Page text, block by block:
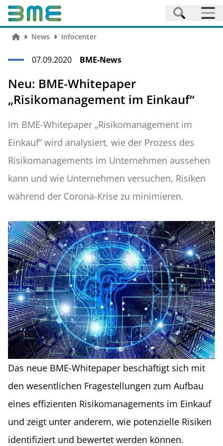
News Infocenter
07.09.2020 BME-News
Neu: BME-Whitepaper
„Risikomanagement im Einkauf“
Im BME-Whitepaper „Risikomanagement im
Einkauf“ wird analysiert, wie der Prozess des
Risikomanagements im Unternehmen aussehen
kann und wie Unternehmen versuchen, Risiken
während der Corona-Krise zu minimieren.
Das neue BME-Whitepaper beschäftigt sich mit
den wesentlichen Fragestellungen zum Aufbau
eines effizienten Risikomanagements im Einkauf
und zeigt unter anderem, wie potenzielle Risiken
identifiziert und bewertet werden können.